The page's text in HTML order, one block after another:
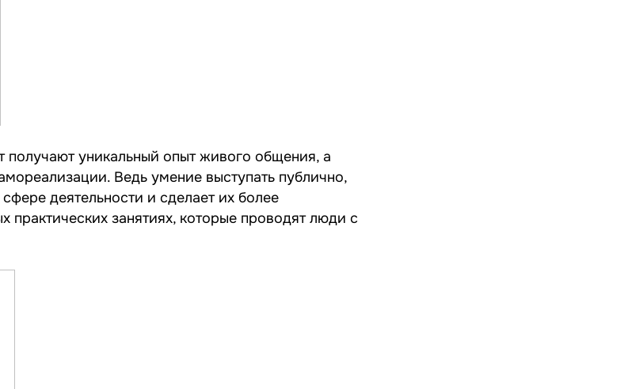
получают уникальный опыт живого общения, а
Ведь умение выступать публично,
деятельности и сделает их более
занятиях, которые проводят люди с